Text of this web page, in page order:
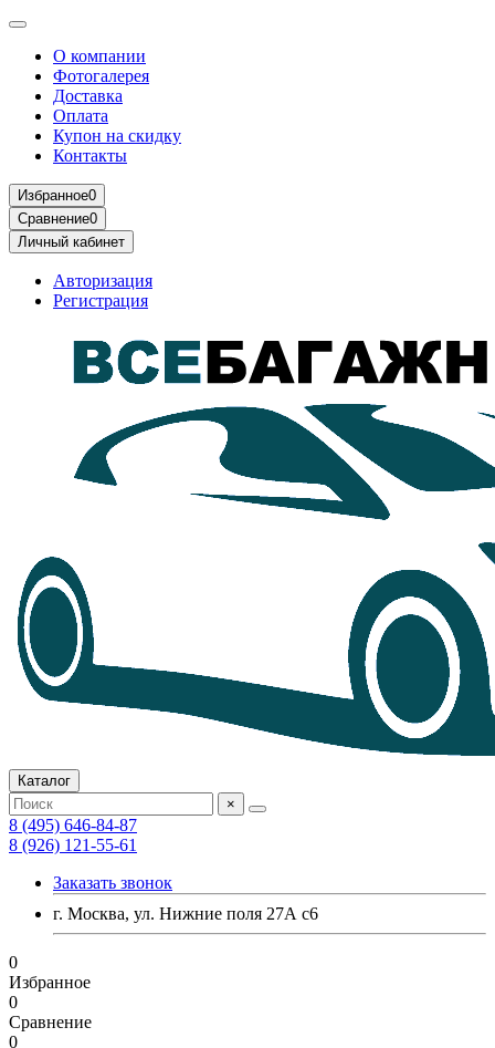
О компании
Фотогалерея
Доставка
Оплата
Купон на скидку
Контакты
Избранное0
Сравнение0
Личный кабинет
Авторизация
Регистрация
Каталог
×
8 (495) 646-84-87
8 (926) 121-55-61
Заказать звонок
г. Москва, ул. Нижние поля 27А с6
0
Избранное
0
Сравнение
0